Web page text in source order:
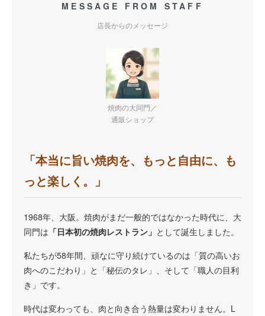
MESSAGE FROM STAFF
店長からのメッセージ
焼肉の大同門／
通販ショップ
「本当に旨い焼肉を、もっと自由に、も
っと楽しく。」
1968年、大阪。焼肉がまだ一般的ではなかった時代に、大
同門は 「日本初の焼肉レストラン」 として誕生しました。
私たちが58年間、頑なに守り続けているのは「質の高いお
肉へのこだわり」と「秘伝のタレ」、そして「職人の目利
き」です。
時代は変わっても、肉と向き合う熱量は変わりません。L